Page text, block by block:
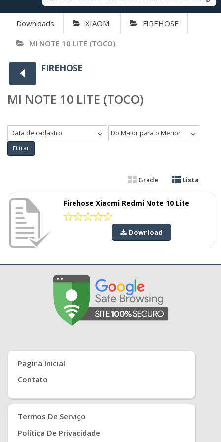
Downloads XIAOMI FIREHOSE
MI NOTE 10 LITE (TOCO)
FIREHOSE
MI NOTE 10 LITE (TOCO)
Data de cadastro Do Maior para o Menor
Filtrar
Grade Lista
Firehose Xiaomi Redmi Note 10 Lite
Download
Pagina Inicial
Contato
Termos De Serviço
Política De Privacidade